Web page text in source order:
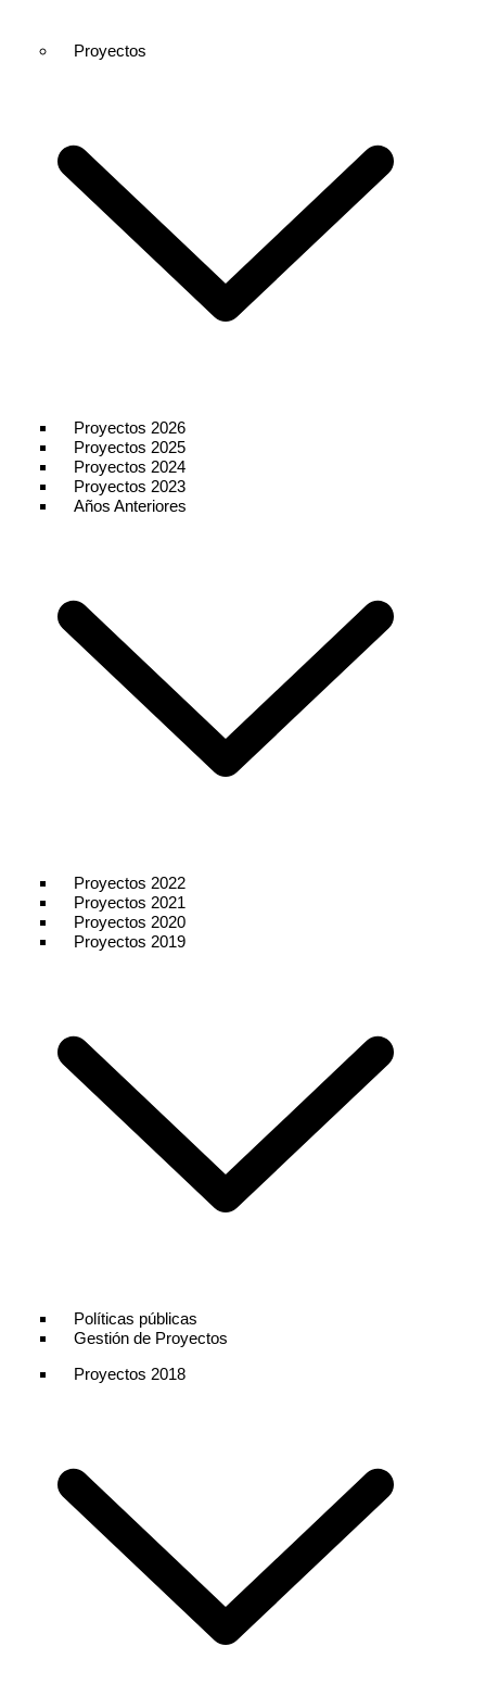
Proyectos
Proyectos 2026
Proyectos 2025
Proyectos 2024
Proyectos 2023
Años Anteriores
Proyectos 2022
Proyectos 2021
Proyectos 2020
Proyectos 2019
Políticas públicas
Gestión de Proyectos
Proyectos 2018